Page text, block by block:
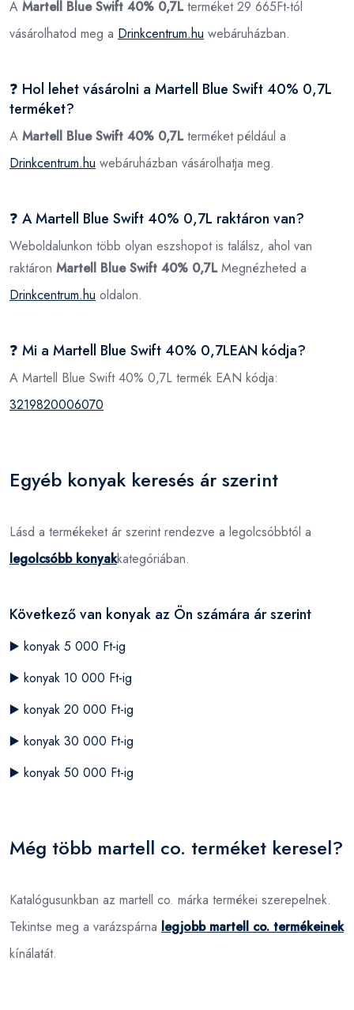
A Martell Blue Swift 40% 0,7Lterméket 29 665Ft-tól
vásárolhatod meg a Drinkcentrum.hu webáruházban.
❓ Hol lehet vásárolni a Martell Blue Swift 40% 0,7L
terméket?
A Martell Blue Swift 40% 0,7Lterméket például a
Drinkcentrum.hu webáruházban vásárolhatja meg.
❓ A Martell Blue Swift 40% 0,7L raktáron van?
Weboldalunkon több olyan eszshopot is találsz, ahol van
raktáron Martell Blue Swift 40% 0,7LMegnézheted a
Drinkcentrum.hu oldalon.
❓ Mi a Martell Blue Swift 40% 0,7LEAN kódja?
A Martell Blue Swift 40% 0,7L termék EAN kódja:
3219820006070
Egyéb konyak keresés ár szerint
Lásd a termékeket ár szerint rendezve a legolcsóbbtól a
legolcsóbb konyakkategóriában.
Következő van konyak az Ön számára ár szerint
▶️ konyak 5 000 Ft-ig
▶️ konyak 10 000 Ft-ig
▶️ konyak 20 000 Ft-ig
▶️ konyak 30 000 Ft-ig
▶️ konyak 50 000 Ft-ig
Még több martell co. terméket keresel?
Katalógusunkban az martell co. márka termékei szerepelnek.
Tekintse meg a varázspárna legjobb martell co. termékeinek
kínálatát.